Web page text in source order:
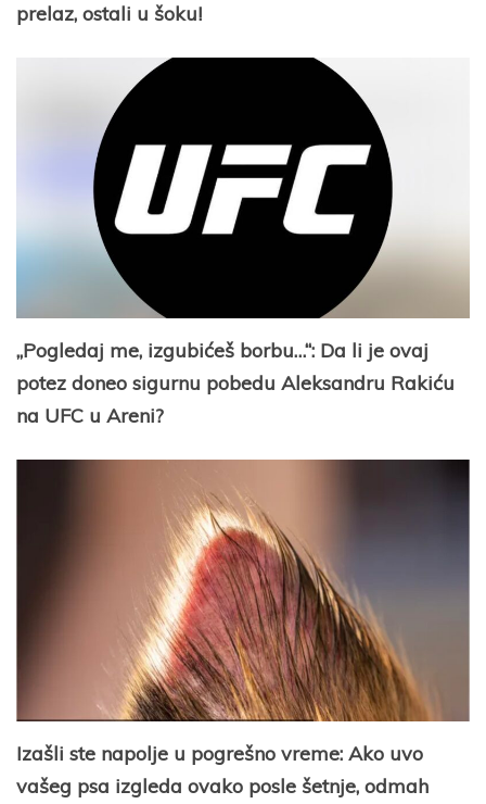
prelaz, ostali u šoku!
„Pogledaj me, izgubićeš borbu…“: Da li je ovaj
potez doneo sigurnu pobedu Aleksandru Rakiću
na UFC u Areni?
Izašli ste napolje u pogrešno vreme: Ako uvo
vašeg psa izgleda ovako posle šetnje, odmah